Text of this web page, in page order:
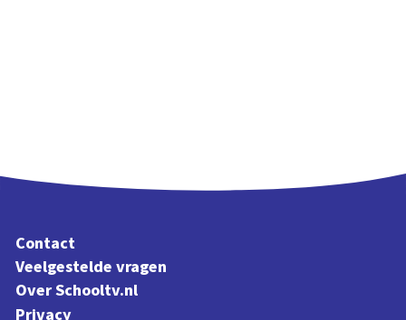
Contact
Veelgestelde vragen
Over Schooltv.nl
Privacy